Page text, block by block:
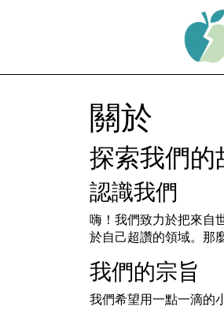
關於
探索我們的
認識我們
嗨！我們致力於把來自
於自己超讚的領域。那
我們的宗旨
我們希望用一點一滴的